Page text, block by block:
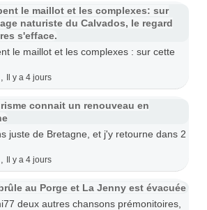
le maillot et les complexes: sur
naturiste du Calvados, le regard
s'efface.
le maillot et les complexes : sur cette
Il y a 4 jours
connait un renouveau en
juste de Bretagne, et j'y retourne dans 2
Il y a 4 jours
au Porge et La Jenny est évacuée
deux autres chansons prémonitoires,